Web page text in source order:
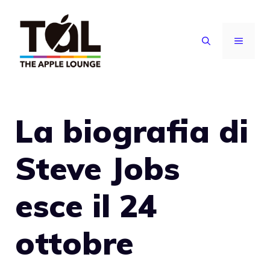
contenuto
MENU
La biografia di
Steve Jobs
esce il 24
ottobre